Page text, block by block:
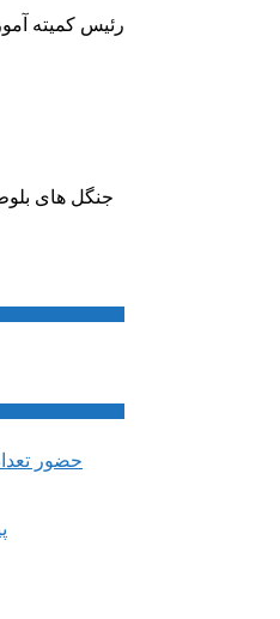
رئیس کمیته
جنگل های